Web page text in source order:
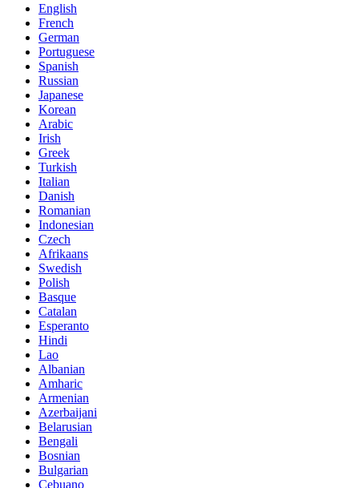
English
French
German
Portuguese
Spanish
Russian
Japanese
Korean
Arabic
Irish
Greek
Turkish
Italian
Danish
Romanian
Indonesian
Czech
Afrikaans
Swedish
Polish
Basque
Catalan
Esperanto
Hindi
Lao
Albanian
Amharic
Armenian
Azerbaijani
Belarusian
Bengali
Bosnian
Bulgarian
Cebuano